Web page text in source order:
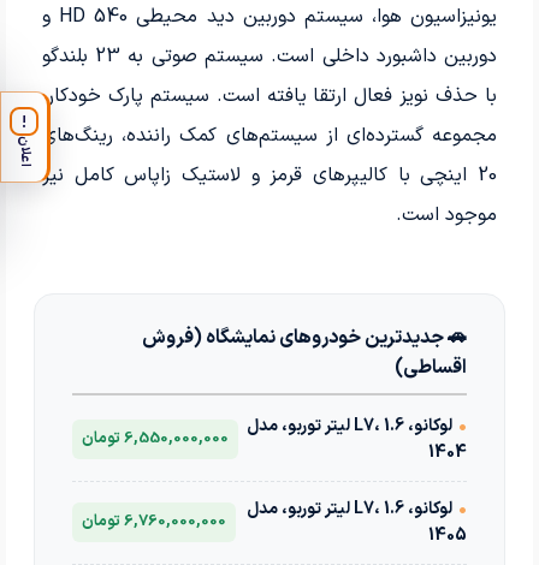
یونیزاسیون هوا، سیستم دوربین دید محیطی 540 HD و
دوربین داشبورد داخلی است. سیستم صوتی به 23 بلندگو
با حذف نویز فعال ارتقا یافته است. سیستم پارک خودکار،
مجموعه گسترده‌ای از سیستم‌های کمک راننده، رینگ‌های
20 اینچی با کالیپرهای قرمز و لاستیک زاپاس کامل نیز
موجود است.
🚗 جدیدترین خودروهای نمایشگاه (فروش
اقساطی)
•
لوکانو، L7، 1.6 لیتر توربو، مدل
1404
6,550,000,000 تومان
•
لوکانو، L7، 1.6 لیتر توربو، مدل
1405
6,760,000,000 تومان
!
اعلان